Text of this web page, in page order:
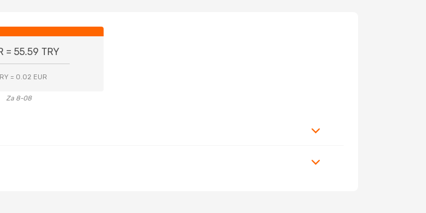
= 55.59 TRY
= 0.02 EUR
Za 8-08